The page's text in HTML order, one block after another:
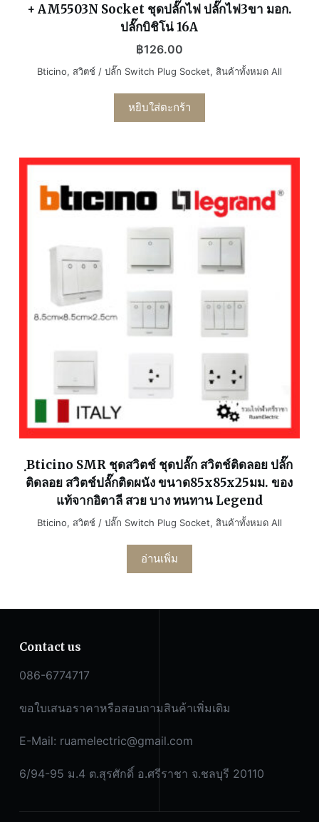
+ AM5503N Socket ชุดปลั๊กไฟ ปลั๊กไฟ3ขา มอก.
ปลั๊กบิชิโน่ 16A
฿126.00
Bticino, สวิตช์ / ปลั๊ก Switch Plug Socket, สินค้าทั้งหมด All
หยิบใส่ตะกร้า
ฺBticino SMR ชุดสวิตช์ ชุดปลั๊ก สวิตช์ติดลอย ปลั๊ก
ติดลอย สวิตช์ปลั๊กติดผนัง ขนาด85x85x25มม. ของ
แท้จากอิตาลี สวย บาง ทนทาน Legend
Bticino, สวิตช์ / ปลั๊ก Switch Plug Socket, สินค้าทั้งหมด All
อ่านเพิ่ม
Contact us
086-6774717
ขอใบเสนอราคาหรือสอบถามสินค้าเพิ่มเติม
E-Mail: ruamelectric@gmail.com
6/94-95 ม.4 ต.สุรศักดิ์ อ.ศรีราชา จ.ชลบุรี 20110